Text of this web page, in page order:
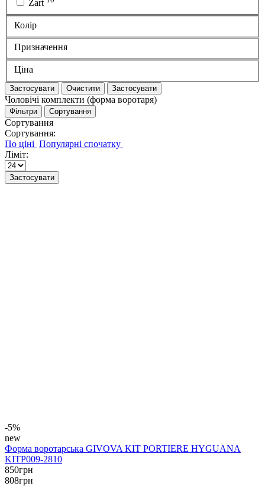
Zart
Колір
Призначення
Ціна
Застосувати Очистити Застосувати
Чоловічі комплекти (форма воротаря)
Фільтри Сортування
Сортування
Сортування:
Ліміт:
Застосувати
-5%
new
Форма воротарська GIVOVA KIT PORTIERE HYGUANA
KITP009-2810
850грн
808грн